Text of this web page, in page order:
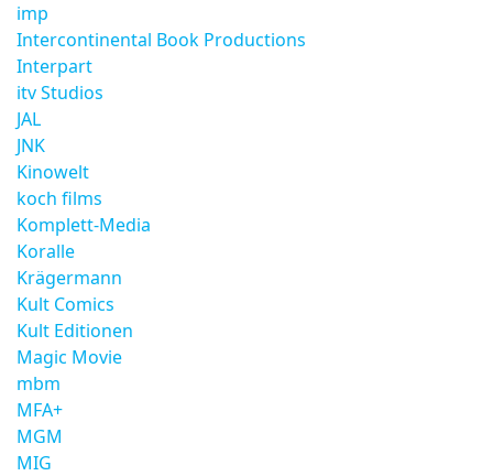
imp
Intercontinental Book Productions
Interpart
itv Studios
JAL
JNK
Kinowelt
koch films
Komplett-Media
Koralle
Krägermann
Kult Comics
Kult Editionen
Magic Movie
mbm
MFA+
MGM
MIG